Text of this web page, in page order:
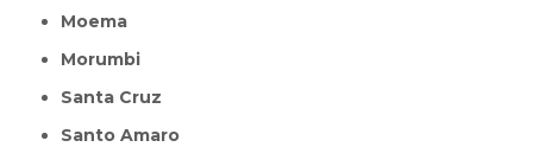
Moema
Morumbi
Santa Cruz
Santo Amaro